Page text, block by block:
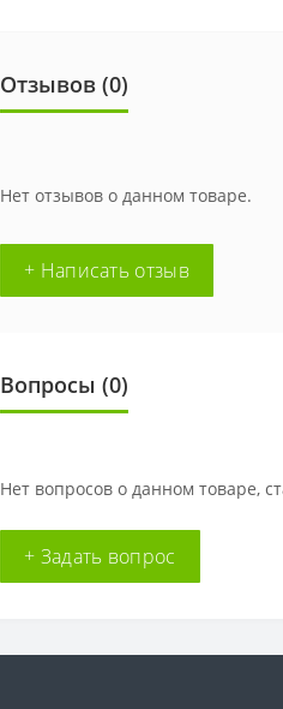
Отзывов (0)
Нет отзывов о данном товаре.
+ Написать отзыв
Вопросы (0)
Нет вопросов о данном товаре,
+ Задать вопрос